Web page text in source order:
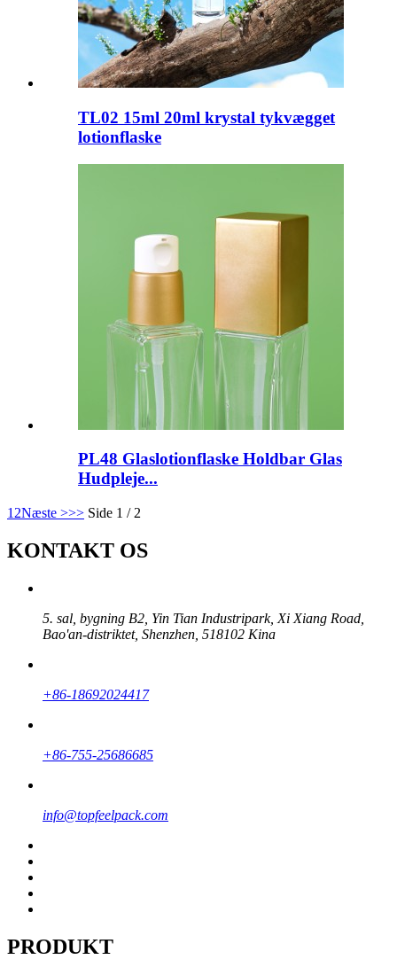
TL02 15ml 20ml krystal tykvægget
lotionflaske
PL48 Glaslotionflaske Holdbar Glas
Hudpleje...
1 2Næste >>> Side 1 / 2
KONTAKT OS
5. sal, bygning B2, Yin Tian Industripark, Xi Xiang Road,
Bao'an-distriktet, Shenzhen, 518102 Kina
+86-18692024417
+86-755-25686685
info@topfeelpack.com
PRODUKT